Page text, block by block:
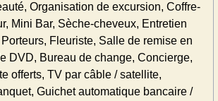
Organisation de excursion, Coffre-
Mini Bar, Sèche-cheveux, Entretien
Fleuriste, Salle de remise en
DVD, Bureau de change, Concierge,
offerts, TV par câble / satellite,
Guichet automatique bancaire /